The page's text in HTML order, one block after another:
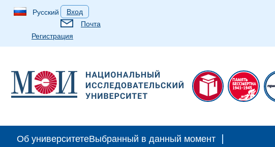
Русский
Вход
Почта
Регистрация
Об университетеВыбранный в данный момент